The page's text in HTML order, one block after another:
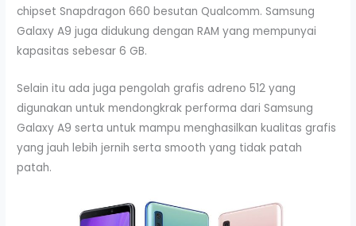
chipset Snapdragon 660 besutan Qualcomm. Samsung
Galaxy A9 juga didukung dengan RAM yang mempunyai
kapasitas sebesar 6 GB.
Selain itu ada juga pengolah grafis adreno 512 yang
digunakan untuk mendongkrak performa dari Samsung
Galaxy A9 serta untuk mampu menghasilkan kualitas grafis
yang jauh lebih jernih serta smooth yang tidak patah
patah.